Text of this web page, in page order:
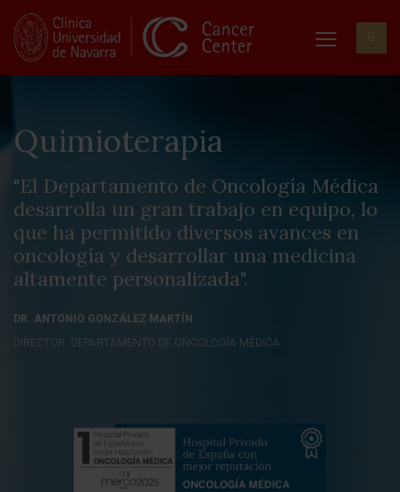
Quimioterapia
"El Departamento de Oncología Médica
desarrolla un gran trabajo en equipo, lo
que ha permitido diversos avances en
oncología y desarrollar una medicina
altamente personalizada".
DR. ANTONIO GONZÁLEZ MARTÍN
DIRECTOR. DEPARTAMENTO DE ONCOLOGÍA MÉDICA